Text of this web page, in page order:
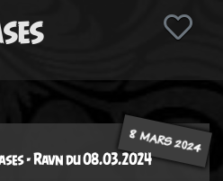
8 MARS 2024
- Ravn du 08.03.2024